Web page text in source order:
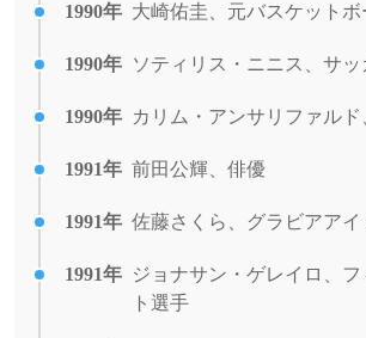
1990年 大崎佑圭、元バスケット
1990年 ソティリス・ニニス、サ
1990年 カリム・アンサリファル
1991年 前田公輝、俳優
1991年 佐藤さくら、グラビアアイ
1991年 ジョナサン・ゲレイロ、
ト選手